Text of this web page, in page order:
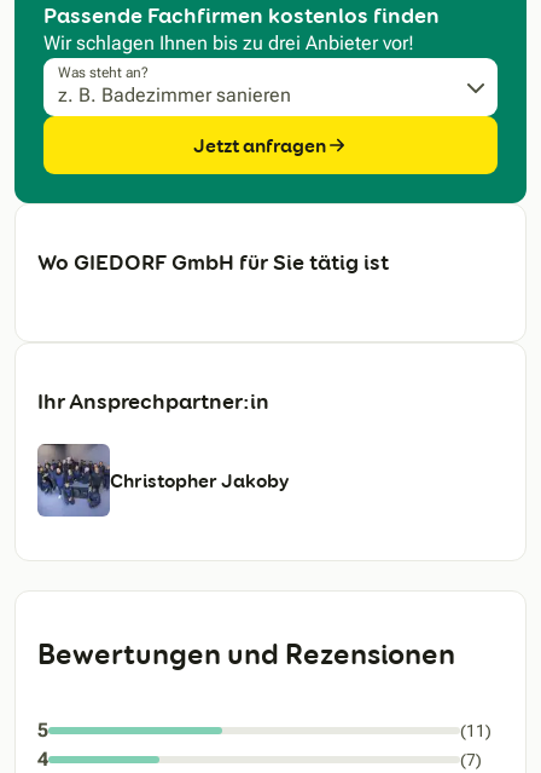
Bewertungen und Rezensionen
5 (11)
4 (7)
Passende Fachfirmen kostenlos finden
Wir schlagen Ihnen bis zu drei Anbieter vor!
Was steht an?
Jetzt anfragen
Wo GIEDORF GmbH für Sie tätig ist
Ihr Ansprechpartner:in
Christopher Jakoby